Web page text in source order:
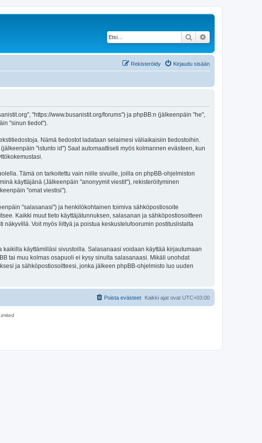
Etsi
Kirjaudu sisään
Rekisteröidy
"https://www.busanistit.org/forums") ja phpBB:n (jälkeenpäin "he",
"sinun tiedot").
Nämä tiedostot ladataan selaimesi väliaikaisiin tiedostoihin.
"istunto id") Saat automaattiseti myös kolmannen evästeen, kun
Tämä on tarkoitettu vain niille sivuille, joilla on phpBB-ohjelmiston
käyttäjänä (Jälkeenpäin "anonyymit viestit"), rekisteröityminen
"omat viestisi").
"salasanasi") ja henkilökohtainen toimiva sähköpostiosoite
Kaikki muut tieto käyttäjätunnuksen, salasanan ja sähköpostiosoitteen
Voit myös liittyä ja poistua keskustelufoorumin postituslistalta
käyttämilläsi sivustoilla. Salasanaasi voidaan käyttää kirjautumaan
tai muu kolmas osapuoli ei kysy sinulta salasanaasi. Mikäli unohdat
ja sähköpostiosoitteesi, jonka jälkeen phpBB-ohjelmisto luo uuden
Kaikki ajat ovat UTC+03:00
Poista evästeet